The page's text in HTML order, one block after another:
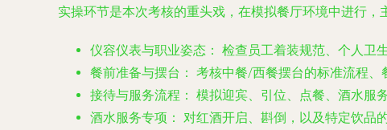
实操环节是本次考核的重头戏，在模拟餐厅环境中进行，
仪容仪表与职业姿态： 检查员工着装规范、个人卫
餐前准备与摆台： 考核中餐/西餐摆台的标准流程、
接待与服务流程： 模拟迎宾、引位、点餐、酒水服
酒水服务专项： 对红酒开启、斟倒，以及特定饮品